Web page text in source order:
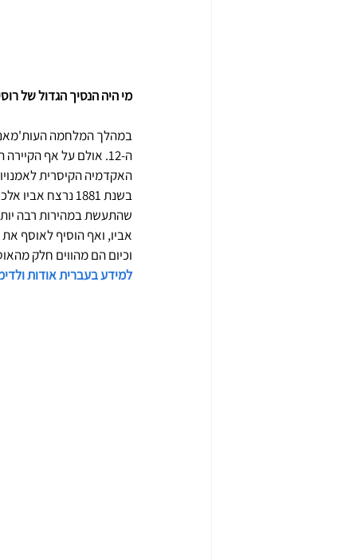
מי היה הנסיך הגדול של
האקדמיה הקיסרית
בשנת 1881
שהתעשת במהירות רבה
אביו, ואף הוסיף לאוסף
וכיום הם מהווים חלק
למידע בעברית אודות